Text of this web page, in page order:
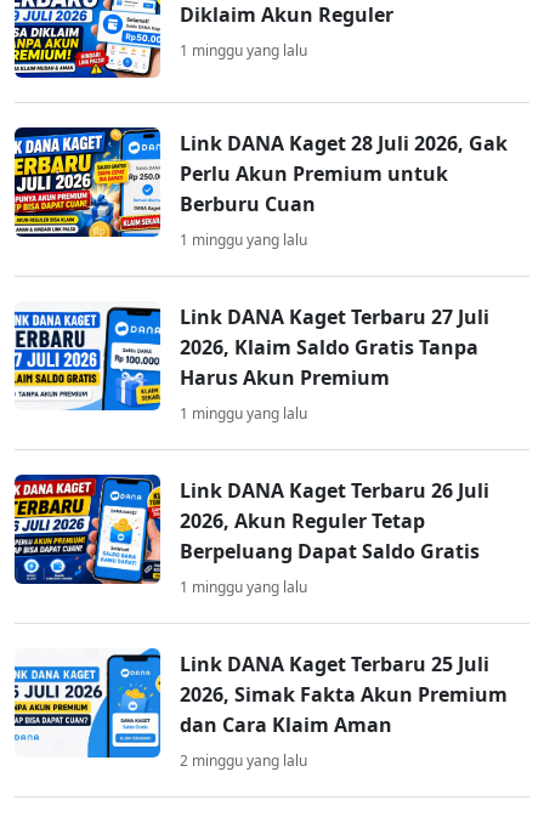
Diklaim Akun Reguler
1 minggu yang lalu
Link DANA Kaget 28 Juli 2026, Gak
Perlu Akun Premium untuk
Berburu Cuan
1 minggu yang lalu
Link DANA Kaget Terbaru 27 Juli
2026, Klaim Saldo Gratis Tanpa
Harus Akun Premium
1 minggu yang lalu
Link DANA Kaget Terbaru 26 Juli
2026, Akun Reguler Tetap
Berpeluang Dapat Saldo Gratis
1 minggu yang lalu
Link DANA Kaget Terbaru 25 Juli
2026, Simak Fakta Akun Premium
dan Cara Klaim Aman
2 minggu yang lalu